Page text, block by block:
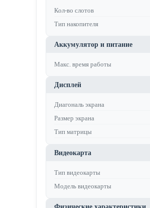
Кол-во слотов
Тип накопителя
Аккумулятор и питание
Макс. время работы
Дисплей
Диагональ экрана
Размер экрана
Тип матрицы
Видеокарта
Тип видеокарты
Модель видеокарты